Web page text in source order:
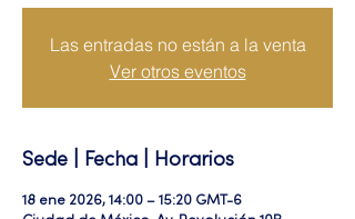
Las entradas no están a la venta
Ver otros eventos
Sede | Fecha | Horarios
18 ene 2026, 14:00 – 15:20 GMT-6